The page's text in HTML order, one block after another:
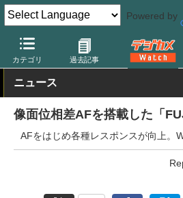
Powered by
カテゴリ 過去記事
デジカメ Watch カメラ ミラーレスカ
ニュース
像面位相差AFを搭載した「
AFをはじめ各種レスポンスが向上。